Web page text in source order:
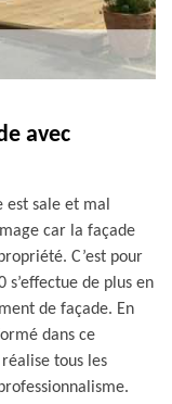
avec
sale et mal
car la façade
C’est pour
s’effectue de plus en
de façade. En
dans ce
tous les